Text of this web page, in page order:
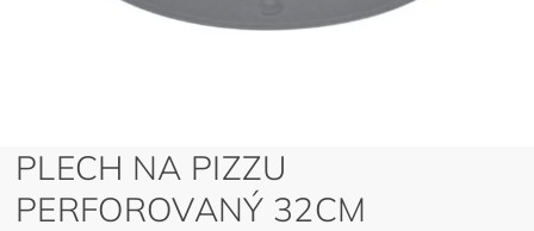
PLECH NA PIZZU
PERFOROVANÝ 32CM